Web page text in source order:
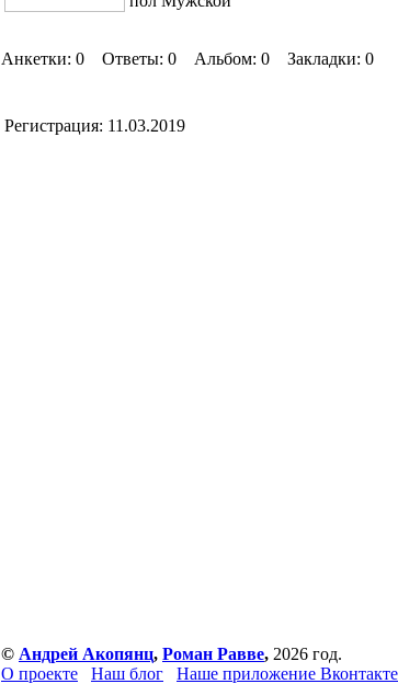
Анкетки: 0 Ответы: 0 Альбом: 0 Закладки: 0
Регистрация: 11.03.2019
© Андрей Акопянц, Роман Равве, 2026 год.
О проекте
Наш блог Наше приложение